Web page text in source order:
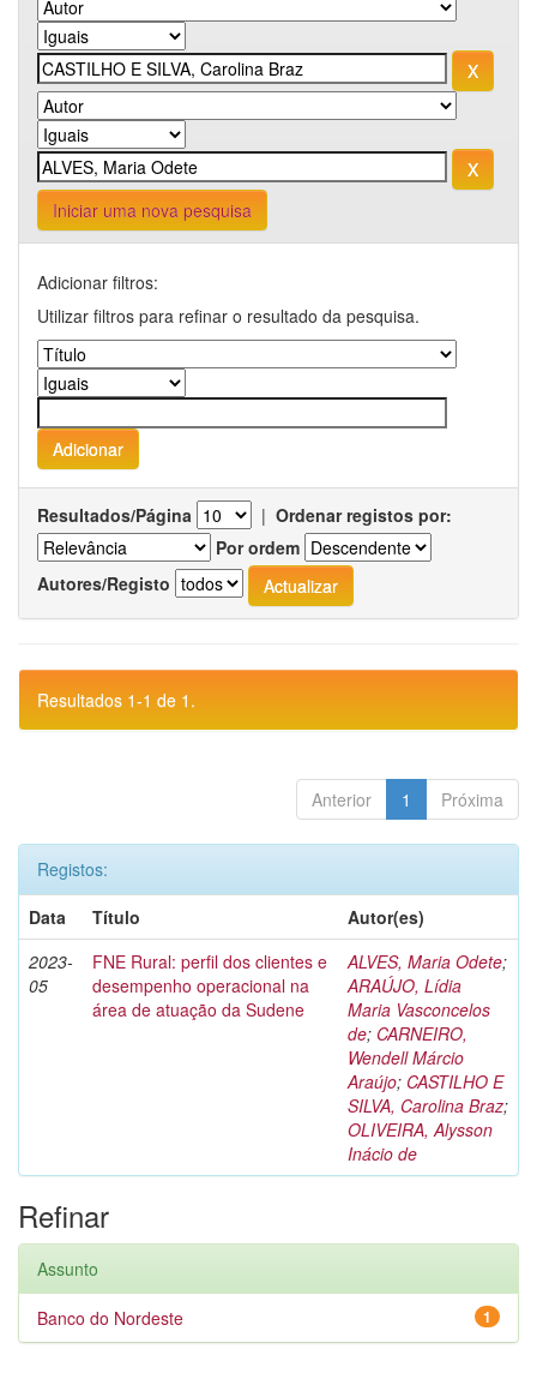
Iniciar uma nova pesquisa
Adicionar filtros:
Utilizar filtros para refinar o resultado da pesquisa.
Resultados/Página | Ordenar registos por:
Por ordem
Autores/Registo
Resultados 1-1 de 1.
Anterior 1 Próxima
Registos:
Data
Título
Autor(es)
2023-
05
FNE Rural: perfil dos clientes e
desempenho operacional na
área de atuação da Sudene
ALVES, Maria Odete;
ARAÚJO, Lídia
Maria Vasconcelos
de; CARNEIRO,
Wendell Márcio
Araújo; CASTILHO E
SILVA, Carolina Braz;
OLIVEIRA, Alysson
Inácio de
Refinar
Assunto
1
Banco do Nordeste